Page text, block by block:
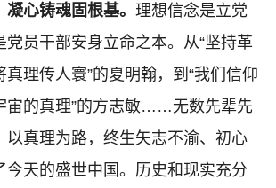
心铸魂固根基。 理想信念是立党
党员干部安身立命之本。从“坚持革
理传人寰”的夏明翰，到“我们信仰
宙的真理”的方志敏……无数先辈先
以真理为路，终生矢志不渝、初心
今天的盛世中国。历史和现实充分